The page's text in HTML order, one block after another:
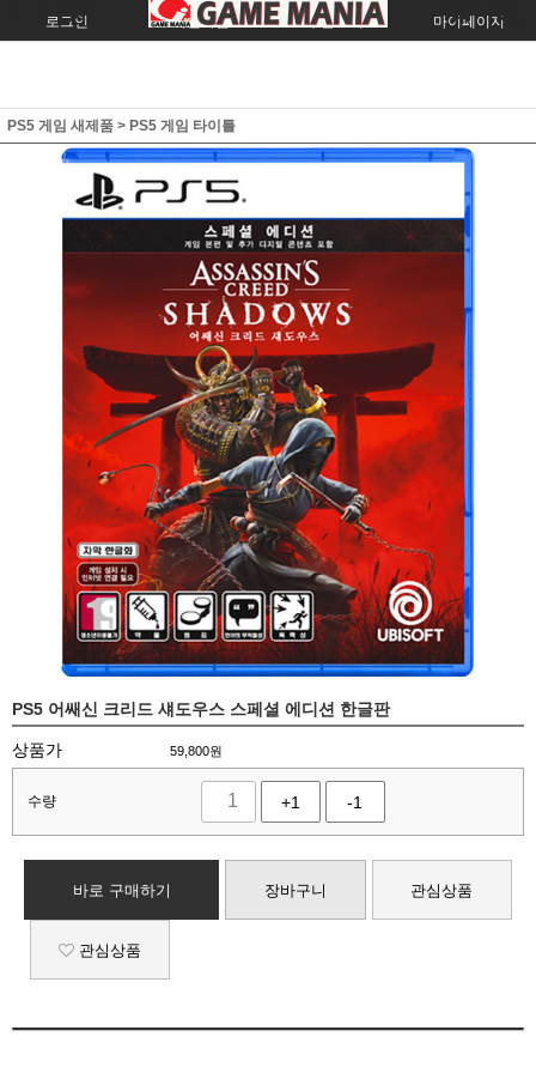
로그인 회원가입 주문조회 마이페이지
PS5 게임 새제품 > PS5 게임 타이틀
PS5 어쌔신 크리드 섀도우스 스페셜 에디션 한글판
상품가 59,800원
수량 +1 -1
바로 구매하기 장바구니 관심상품
관심상품